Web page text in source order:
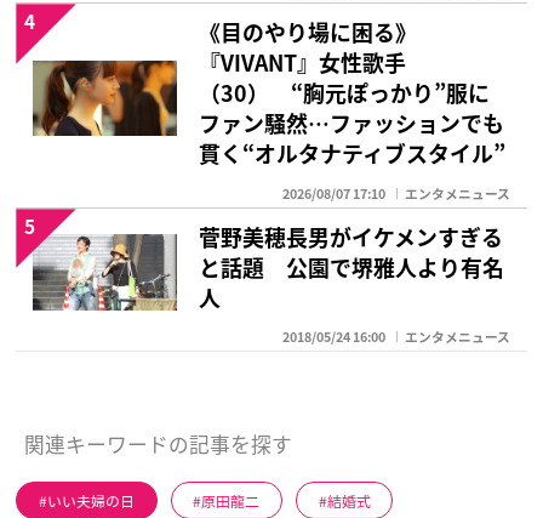
《目のやり場に困る》
『VIVANT』女性歌手
（30） “胸元ぽっかり”服に
ファン騒然…ファッションでも
貫く“オルタナティブスタイル”
2026/08/07 17:10 エンタメニュース
4
菅野美穂長男がイケメンすぎる
と話題 公園で堺雅人より有名
人
2018/05/24 16:00 エンタメニュース
5
関連キーワードの記事を探す
いい夫婦の日 原田龍二 結婚式